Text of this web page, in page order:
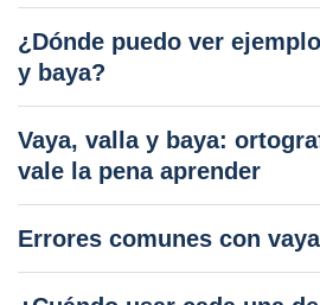
¿Dónde puedo ver
y baya?
Vaya, valla y baya:
vale la pena aprender
Errores comunes con